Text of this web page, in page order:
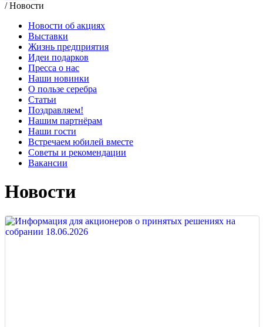
/Новости
Новости об акциях
Выставки
Жизнь предприятия
Идеи подарков
Пресса о нас
Наши новинки
О пользе серебра
Статьи
Поздравляем!
Нашим партнёрам
Наши гости
Встречаем юбилей вместе
Советы и рекомендации
Вакансии
Новости